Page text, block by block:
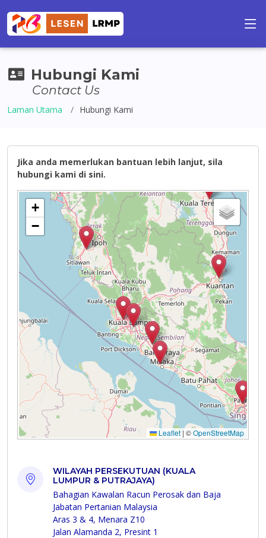
Hubungi Kami
Contact Us
Laman Utama Hubungi Kami
Jika anda memerlukan bantuan lebih lanjut, sila
hubungi kami di sini.
WILAYAH PERSEKUTUAN (KUALA
LUMPUR & PUTRAJAYA)
Bahagian Kawalan Racun Perosak dan Baja
Jabatan Pertanian Malaysia
Aras 3 & 4, Menara Z10
Jalan Alamanda 2, Presint 1